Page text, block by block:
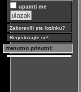
upamti me
Zaboravili ste lozinku?
Registrirajte se!
trenutno prisutni: